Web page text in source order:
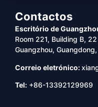
Contactos
Escritório de
Room 221, Building B,
Guangzhou, Guangdong,
Correio eletrónico:
Tel: +86-13392129969